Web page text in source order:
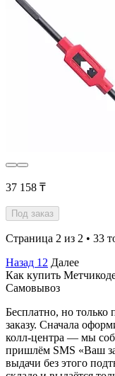
37 158 ₸
Под заказ
Страница 2 из 2 • 33
Назад 1 2 Далее
Как купить
Самовывоз
Бесплатно, но
заказу. Сначала
колл-центра — мы
пришлём SMS «Ваш
выдачи без этого